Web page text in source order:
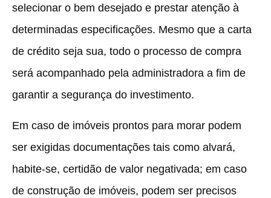
selecionar o bem desejado e prestar atenção à
determinadas especificações. Mesmo que a carta
de crédito seja sua, todo o processo de compra
será acompanhado pela administradora a fim de
garantir a segurança do investimento.
Em caso de imóveis prontos para morar podem
ser exigidas documentações tais como alvará,
habite-se, certidão de valor negativada; em caso
de construção de imóveis, podem ser precisos